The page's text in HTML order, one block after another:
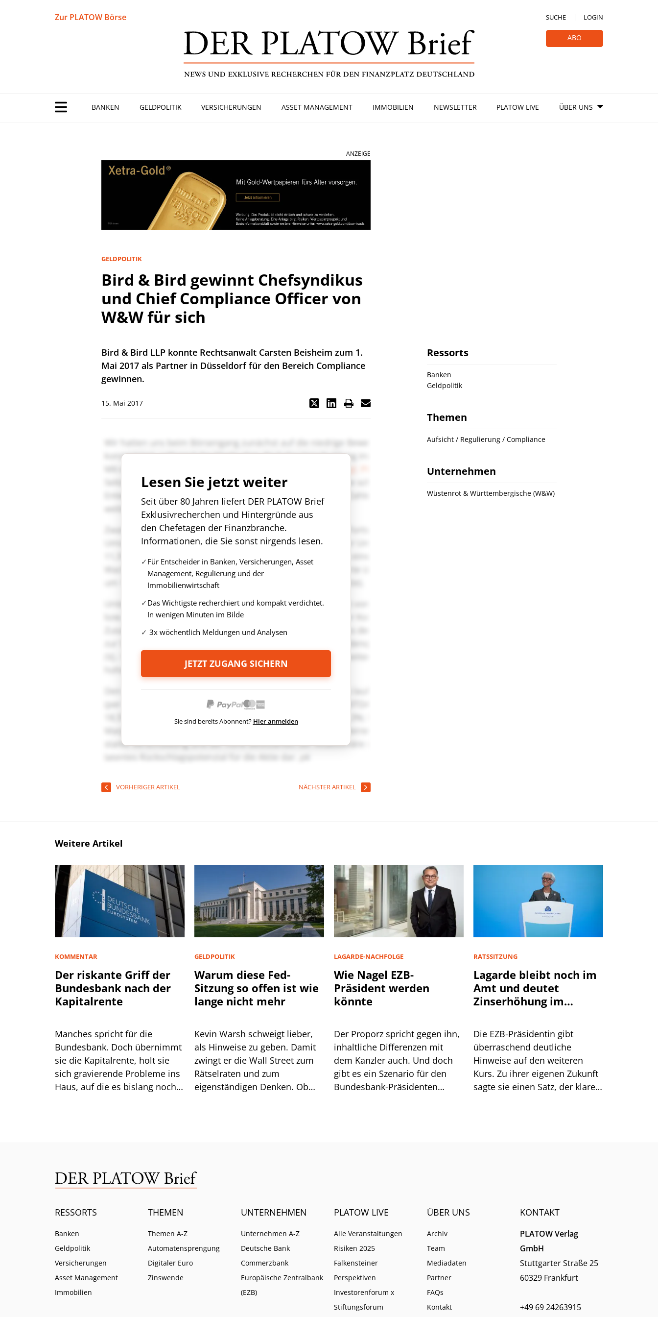
Zur PLATOW Börse SUCHE LOGIN
ABO
BANKEN GELDPOLITIK VERSICHERUNGEN ASSET MANAGEMENT IMMOBILIEN NEWSLETTER PLATOW LIVE ÜBER UNS
ANZEIGE
GELDPOLITIK
Bird & Bird gewinnt Chefsyndikus
und Chief Compliance Officer von
W&W für sich
Bird & Bird LLP konnte Rechtsanwalt Carsten Beisheim zum 1.
Mai 2017 als Partner in Düsseldorf für den Bereich Compliance
gewinnen.
15. Mai 2017
Lesen Sie jetzt weiter
Seit über 80 Jahren liefert DER PLATOW Brief
Exklusivrecherchen und Hintergründe aus
den Chefetagen der Finanzbranche.
Informationen, die Sie sonst nirgends lesen.
Für Entscheider in Banken, Versicherungen, Asset
Management, Regulierung und der
Immobilienwirtschaft
Das Wichtigste recherchiert und kompakt verdichtet.
In wenigen Minuten im Bilde
3x wöchentlich Meldungen und Analysen
JETZT ZUGANG SICHERN
Sie sind bereits Abonnent? Hier anmelden
VORHERIGER ARTIKEL NÄCHSTER ARTIKEL
Ressorts
Banken
Geldpolitik
Themen
Aufsicht / Regulierung / Compliance
Unternehmen
Wüstenrot & Württembergische (W&W)
Weitere Artikel
KOMMENTAR
Der riskante Griff der
Bundesbank nach der
Kapitalrente
Manches spricht für die
Bundesbank. Doch übernimmt
sie die Kapitalrente, holt sie
sich gravierende Probleme ins
Haus, auf die es bislang noch
GELDPOLITIK
Warum diese Fed-
Sitzung so offen ist wie
lange nicht mehr
Kevin Warsh schweigt lieber,
als Hinweise zu geben. Damit
zwingt er die Wall Street zum
Rätselraten und zum
eigenständigen Denken. Ob
LAGARDE-NACHFOLGE
Wie Nagel EZB-
Präsident werden
könnte
Der Proporz spricht gegen ihn,
inhaltliche Differenzen mit
dem Kanzler auch. Und doch
gibt es ein Szenario für den
Bundesbank-Präsidenten
RATSSITZUNG
Lagarde bleibt noch im
Amt und deutet
Zinserhöhung im
Die EZB-Präsidentin gibt
überraschend deutliche
Hinweise auf den weiteren
Kurs. Zu ihrer eigenen Zukunft
sagte sie einen Satz, der klarer
RESSORTS
Banken
Geldpolitik
Versicherungen
Asset Management
Immobilien
THEMEN
Themen A-Z
Automatensprengung
Digitaler Euro
Zinswende
UNTERNEHMEN
Unternehmen A-Z
Deutsche Bank
Commerzbank
Europäische Zentralbank
(EZB)
PLATOW LIVE
Alle Veranstaltungen
Risiken 2025
Falkensteiner
Perspektiven
Investorenforum x
Stiftungsforum
ÜBER UNS
Archiv
Team
Mediadaten
Partner
FAQs
Kontakt
KONTAKT
PLATOW Verlag
GmbH
Stuttgarter Straße 25
60329 Frankfurt
+49 69 24263915